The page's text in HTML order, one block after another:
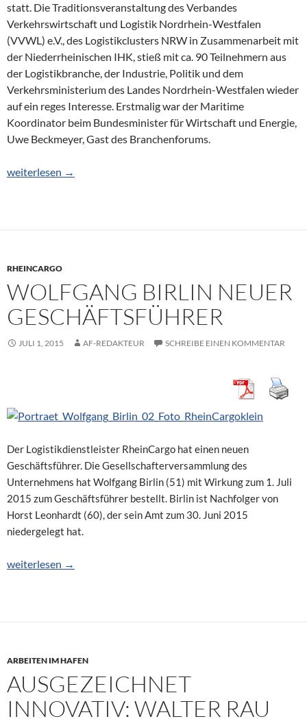
statt. Die Traditionsveranstaltung des Verbandes
Verkehrswirtschaft und Logistik Nordrhein-Westfalen
(VVWL) e.V., des Logistikclusters NRW in Zusammenarbeit mit
der Niederrheinischen IHK, stieß mit ca. 90 Teilnehmern aus
der Logistikbranche, der Industrie, Politik und dem
Verkehrsministerium des Landes Nordrhein-Westfalen wieder
auf ein reges Interesse. Erstmalig war der Maritime
Koordinator beim Bundesminister für Wirtschaft und Energie,
Uwe Beckmeyer, Gast des Branchenforums.
Die Rolle der Binnenländer
weiterlesen →
RHEINCARGO
WOLFGANG BIRLIN NEUER
GESCHÄFTSFÜHRER
JULI 1, 2015 AF-REDAKTEUR SCHREIBE EINEN KOMMENTAR
Der Logistikdienstleister RheinCargo hat einen neuen
Geschäftsführer. Die Gesellschafterversammlung des
Unternehmens hat Wolfgang Birlin (51) mit Wirkung zum 1. Juli
2015 zum Geschäftsführer bestellt. Birlin ist Nachfolger von
Horst Leonhardt (60), der sein Amt zum 30. Juni 2015
niedergelegt hat.
Wolfgang Birlin neuer Geschäftsführer
weiterlesen →
ARBEITEN IM HAFEN
AUSGEZEICHNET
INNOVATIV: WALTER RAU